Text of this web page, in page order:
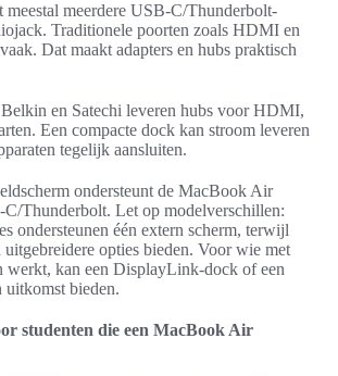
meerdere USB-C/Thunderbolt-
Traditionele poorten zoals HDMI en
Dat maakt adapters en hubs praktisch
en Satechi leveren hubs voor HDMI,
Een compacte dock kan stroom leveren
tegelijk aansluiten.
ondersteunt de MacBook Air
Thunderbolt. Let op modelverschillen:
ondersteunen één extern scherm, terwijl
opties bieden. Voor wie met
werkt, kan een DisplayLink-dock of een
uitkomst bieden.
studenten die een MacBook Air